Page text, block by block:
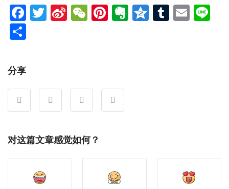
Facebook
Twitter
Sina
Weibo
WeChat
Pinterest
Evernote
Qzone
Tumblr
分享
对这篇文章感觉如何？